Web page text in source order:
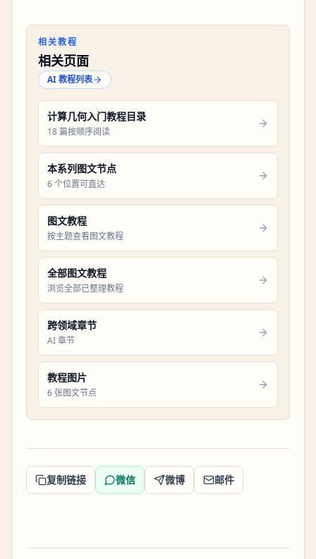
相关教程
相关页面
AI 教程列表
计算几何入门教程目录
18 篇按顺序阅读
本系列图文节点
6 个位置可直达
图文教程
按主题查看图文教程
全部图文教程
浏览全部已整理教程
跨领域章节
AI 章节
教程图片
6 张图文节点
复制链接 微信 微博 邮件